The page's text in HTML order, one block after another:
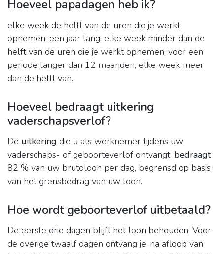
Hoeveel papadagen heb ik?
elke week de helft van de uren die je werkt
opnemen, een jaar lang; elke week minder dan de
helft van de uren die je werkt opnemen, voor een
periode langer dan 12 maanden; elke week meer
dan de helft van.
Hoeveel bedraagt uitkering
vaderschapsverlof?
De uitkering die u als werknemer tijdens uw
vaderschaps- of geboorteverlof ontvangt, bedraagt
82 % van uw brutoloon per dag, begrensd op basis
van het grensbedrag van uw loon.
Hoe wordt geboorteverlof uitbetaald?
De eerste drie dagen blijft het loon behouden. Voor
de overige twaalf dagen ontvang je, na afloop van